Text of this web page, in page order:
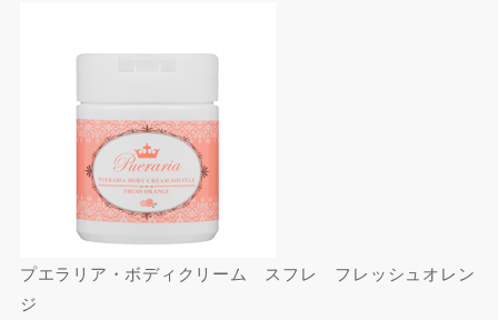
プエラリア・ボディクリーム スフレ フレッシュオレン
ジ